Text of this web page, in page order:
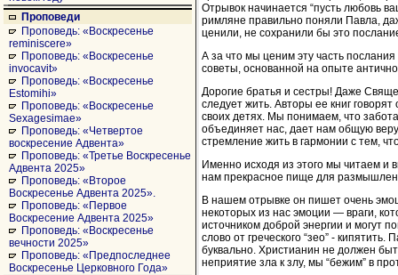
Проповеди
Проповедь: «Воскресенье
reminiscere»
Проповедь: «Воскресенье
invocavit»
Проповедь: «Воскресенье
Estomihi»
Проповедь: «Воскресенье
Sexagesimae»
Проповедь: «Четвертое
воскресение Адвента»
Проповедь: «Третье Воскресенье
Адвента 2025»
Проповедь: «Второе
Воскресенье Адвента 2025».
Проповедь: «Первое
Воскресение Адвента 2025»
Проповедь: «Воскресенье
вечности 2025»
Проповедь: «Предпоследнее
Воскресенье Церковного Года»
Отрывок начинается “пусть любовь
римляне правильно поняли Павла,
ценили, не сохранили бы это
А за что мы ценим эту часть
советы, основанной на опыте
Дорогие братья и сестры! Даже
следует жить. Авторы ее книг
своих детях. Мы понимаем, что
объединяет нас, дает нам общую
стремление жить в гармонии с тем,
Именно исходя из этого мы читаем и
нам прекрасное пище для
В нашем отрывке он пишет очень
некоторых из нас эмоции — враги,
источником доброй энергии и могут
слово от греческого “зео” -
буквально. Христианин не должен
неприятие зла к злу, мы “бежим” в